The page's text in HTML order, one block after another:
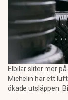
Elbilar sliter mer
Michelin har ett
ökade utsläppen.